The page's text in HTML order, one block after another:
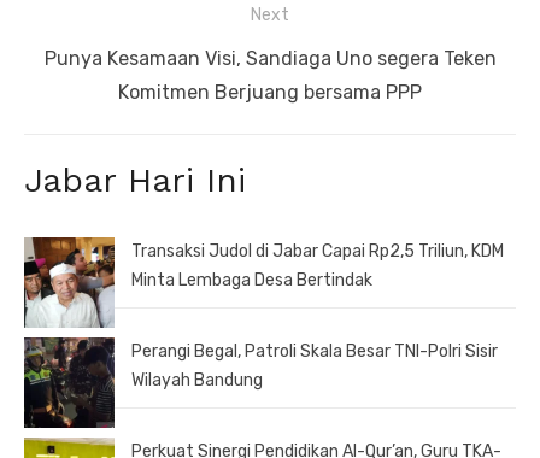
Next
Next
Punya Kesamaan Visi, Sandiaga Uno segera Teken
Komitmen Berjuang bersama PPP
Jabar Hari Ini
Transaksi Judol di Jabar Capai Rp2,5 Triliun, KDM
Minta Lembaga Desa Bertindak
Perangi Begal, Patroli Skala Besar TNI-Polri Sisir
Wilayah Bandung
Perkuat Sinergi Pendidikan Al-Qur’an, Guru TKA-